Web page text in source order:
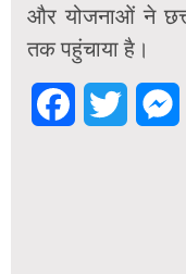
और योजनाओं ने
तक पहुंचाया है।
FacebookTwitter